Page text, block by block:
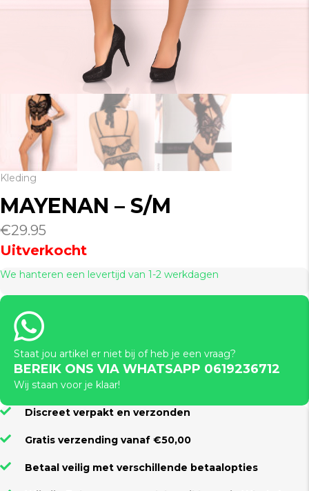
Kleding
MAYENAN – S/M
€29.95
Uitverkocht
We hanteren een levertijd van 1-2 werkdagen
Staat jou artikel er niet bij of heb je een vraag?
BEREIK ONS VIA WHATSAPP 0619236712
Wij staan voor je klaar!
Discreet verpakt en verzonden
Gratis verzending vanaf €50,00
Betaal veilig met verschillende betaalopties